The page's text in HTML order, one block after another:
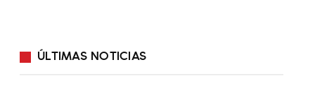
ÚLTIMAS NOTICIAS